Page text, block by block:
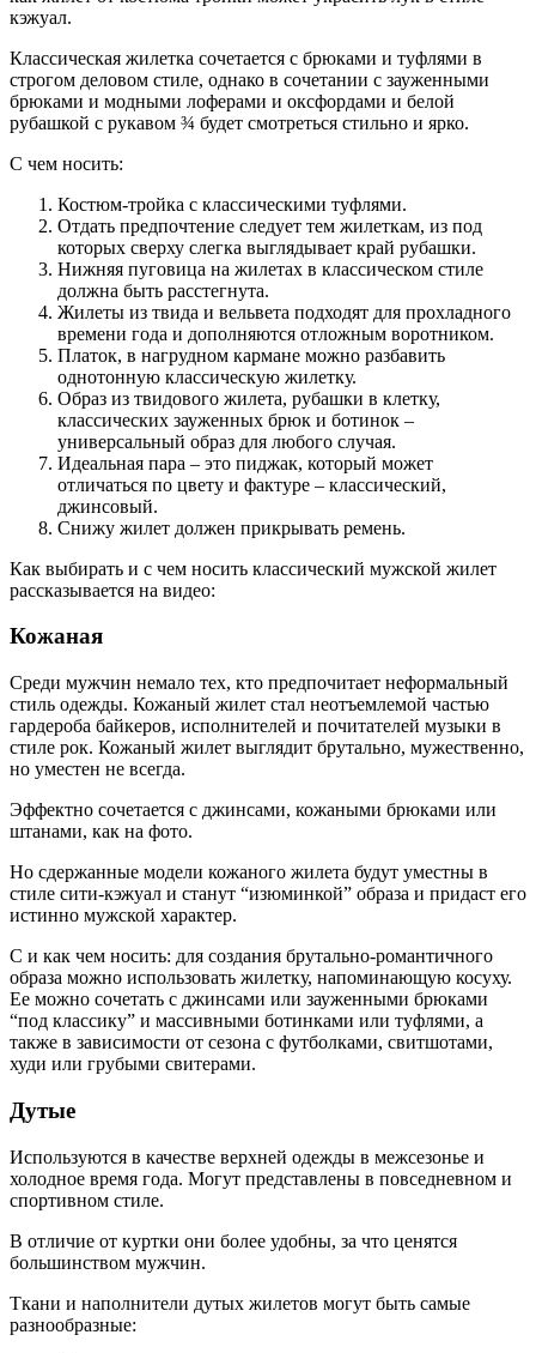
кэжуал.
Классическая жилетка сочетается с брюками и туфлями в
строгом деловом стиле, однако в сочетании с зауженными
брюками и модными лоферами и оксфордами и белой
рубашкой с рукавом ¾ будет смотреться стильно и ярко.
С чем носить:
Костюм-тройка с классическими туфлями.
Отдать предпочтение следует тем жилеткам, из под
которых сверху слегка выглядывает край рубашки.
Нижняя пуговица на жилетах в классическом стиле
должна быть расстегнута.
Жилеты из твида и вельвета подходят для прохладного
времени года и дополняются отложным воротником.
Платок, в нагрудном кармане можно разбавить
однотонную классическую жилетку.
Образ из твидового жилета, рубашки в клетку,
классических зауженных брюк и ботинок –
универсальный образ для любого случая.
Идеальная пара – это пиджак, который может
отличаться по цвету и фактуре – классический,
джинсовый.
Снижу жилет должен прикрывать ремень.
Как выбирать и с чем носить классический мужской жилет
рассказывается на видео:
Кожаная
Среди мужчин немало тех, кто предпочитает неформальный
стиль одежды. Кожаный жилет стал неотъемлемой частью
гардероба байкеров, исполнителей и почитателей музыки в
стиле рок. Кожаный жилет выглядит брутально, мужественно,
но уместен не всегда.
Эффектно сочетается с джинсами, кожаными брюками или
штанами, как на фото.
Но сдержанные модели кожаного жилета будут уместны в
стиле сити-кэжуал и станут “изюминкой” образа и придаст его
истинно мужской характер.
С и как чем носить: для создания брутально-романтичного
образа можно использовать жилетку, напоминающую косуху.
Ее можно сочетать с джинсами или зауженными брюками
“под классику” и массивными ботинками или туфлями, а
также в зависимости от сезона с футболками, свитшотами,
худи или грубыми свитерами.
Дутые
Используются в качестве верхней одежды в межсезонье и
холодное время года. Могут представлены в повседневном и
спортивном стиле.
В отличие от куртки они более удобны, за что ценятся
большинством мужчин.
Ткани и наполнители дутых жилетов могут быть самые
разнообразные: